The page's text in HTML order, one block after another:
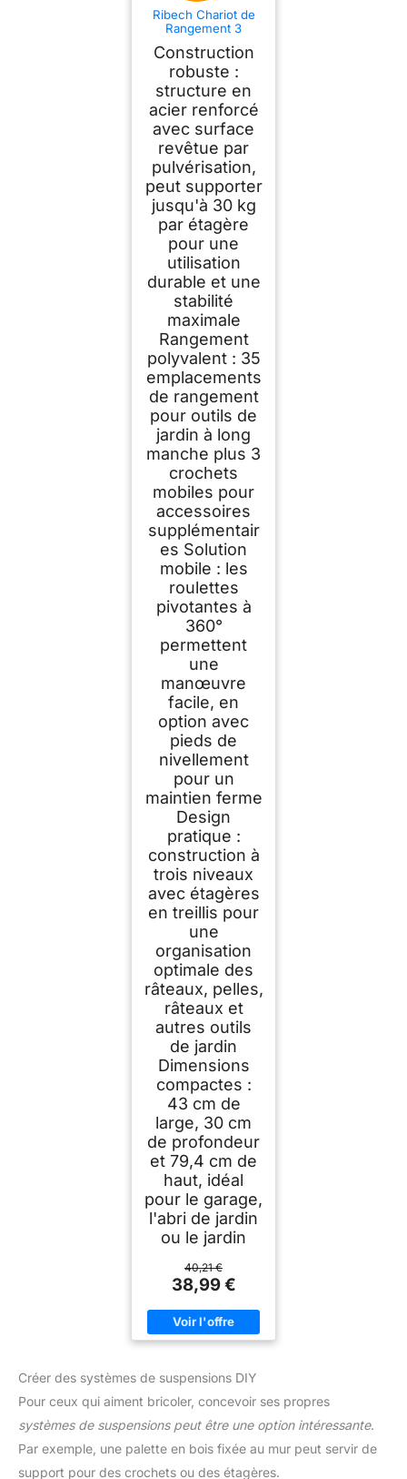
Ribech Chariot de
Rangement 3
Roulettes – Étagère
Mobile pour Outils,
Jardin, Cuisine &
Garage, en Métal,
Noir
Construction
robuste :
structure en
acier renforcé
avec surface
revêtue par
pulvérisation,
peut supporter
jusqu'à 30 kg
par étagère
pour une
utilisation
durable et une
stabilité
maximale
Rangement
polyvalent : 35
emplacements
de rangement
pour outils de
jardin à long
manche plus 3
crochets
mobiles pour
accessoires
supplémentair
es Solution
mobile : les
roulettes
pivotantes à
360°
permettent
une
manœuvre
facile, en
option avec
pieds de
nivellement
pour un
maintien ferme
Design
pratique :
construction à
trois niveaux
avec étagères
en treillis pour
une
organisation
optimale des
râteaux, pelles,
râteaux et
autres outils
de jardin
Dimensions
compactes :
43 cm de
large, 30 cm
de profondeur
et 79,4 cm de
haut, idéal
pour le garage,
l'abri de jardin
ou le jardin
40,21 €
38,99 €
Créer des systèmes de suspensions DIY
Pour ceux qui aiment bricoler, concevoir ses propres
systèmes de suspensions peut être une option intéressante.
Par exemple, une palette en bois fixée au mur peut servir de
support pour des crochets ou des étagères.